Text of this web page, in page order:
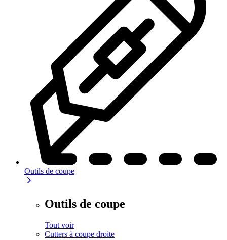
Outils de coupe
Outils de coupe
Tout voir
Cutters à coupe droite